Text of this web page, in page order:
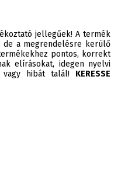
jellegűek! A termék
de a megrendelésre kerülő
pontos, korrekt
elírásokat, idegen nyelvi
vagy hibát talál! KERESSE